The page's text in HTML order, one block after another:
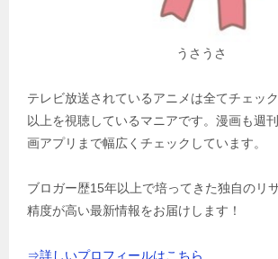
うさうさ
テレビ放送されているアニメは全てチェッ
以上を視聴しているマニアです。漫画も週
画アプリまで幅広くチェックしています。
ブロガー歴15年以上で培ってきた独自のリ
精度が高い最新情報をお届けします！
⇒詳しいプロフィールはこちら